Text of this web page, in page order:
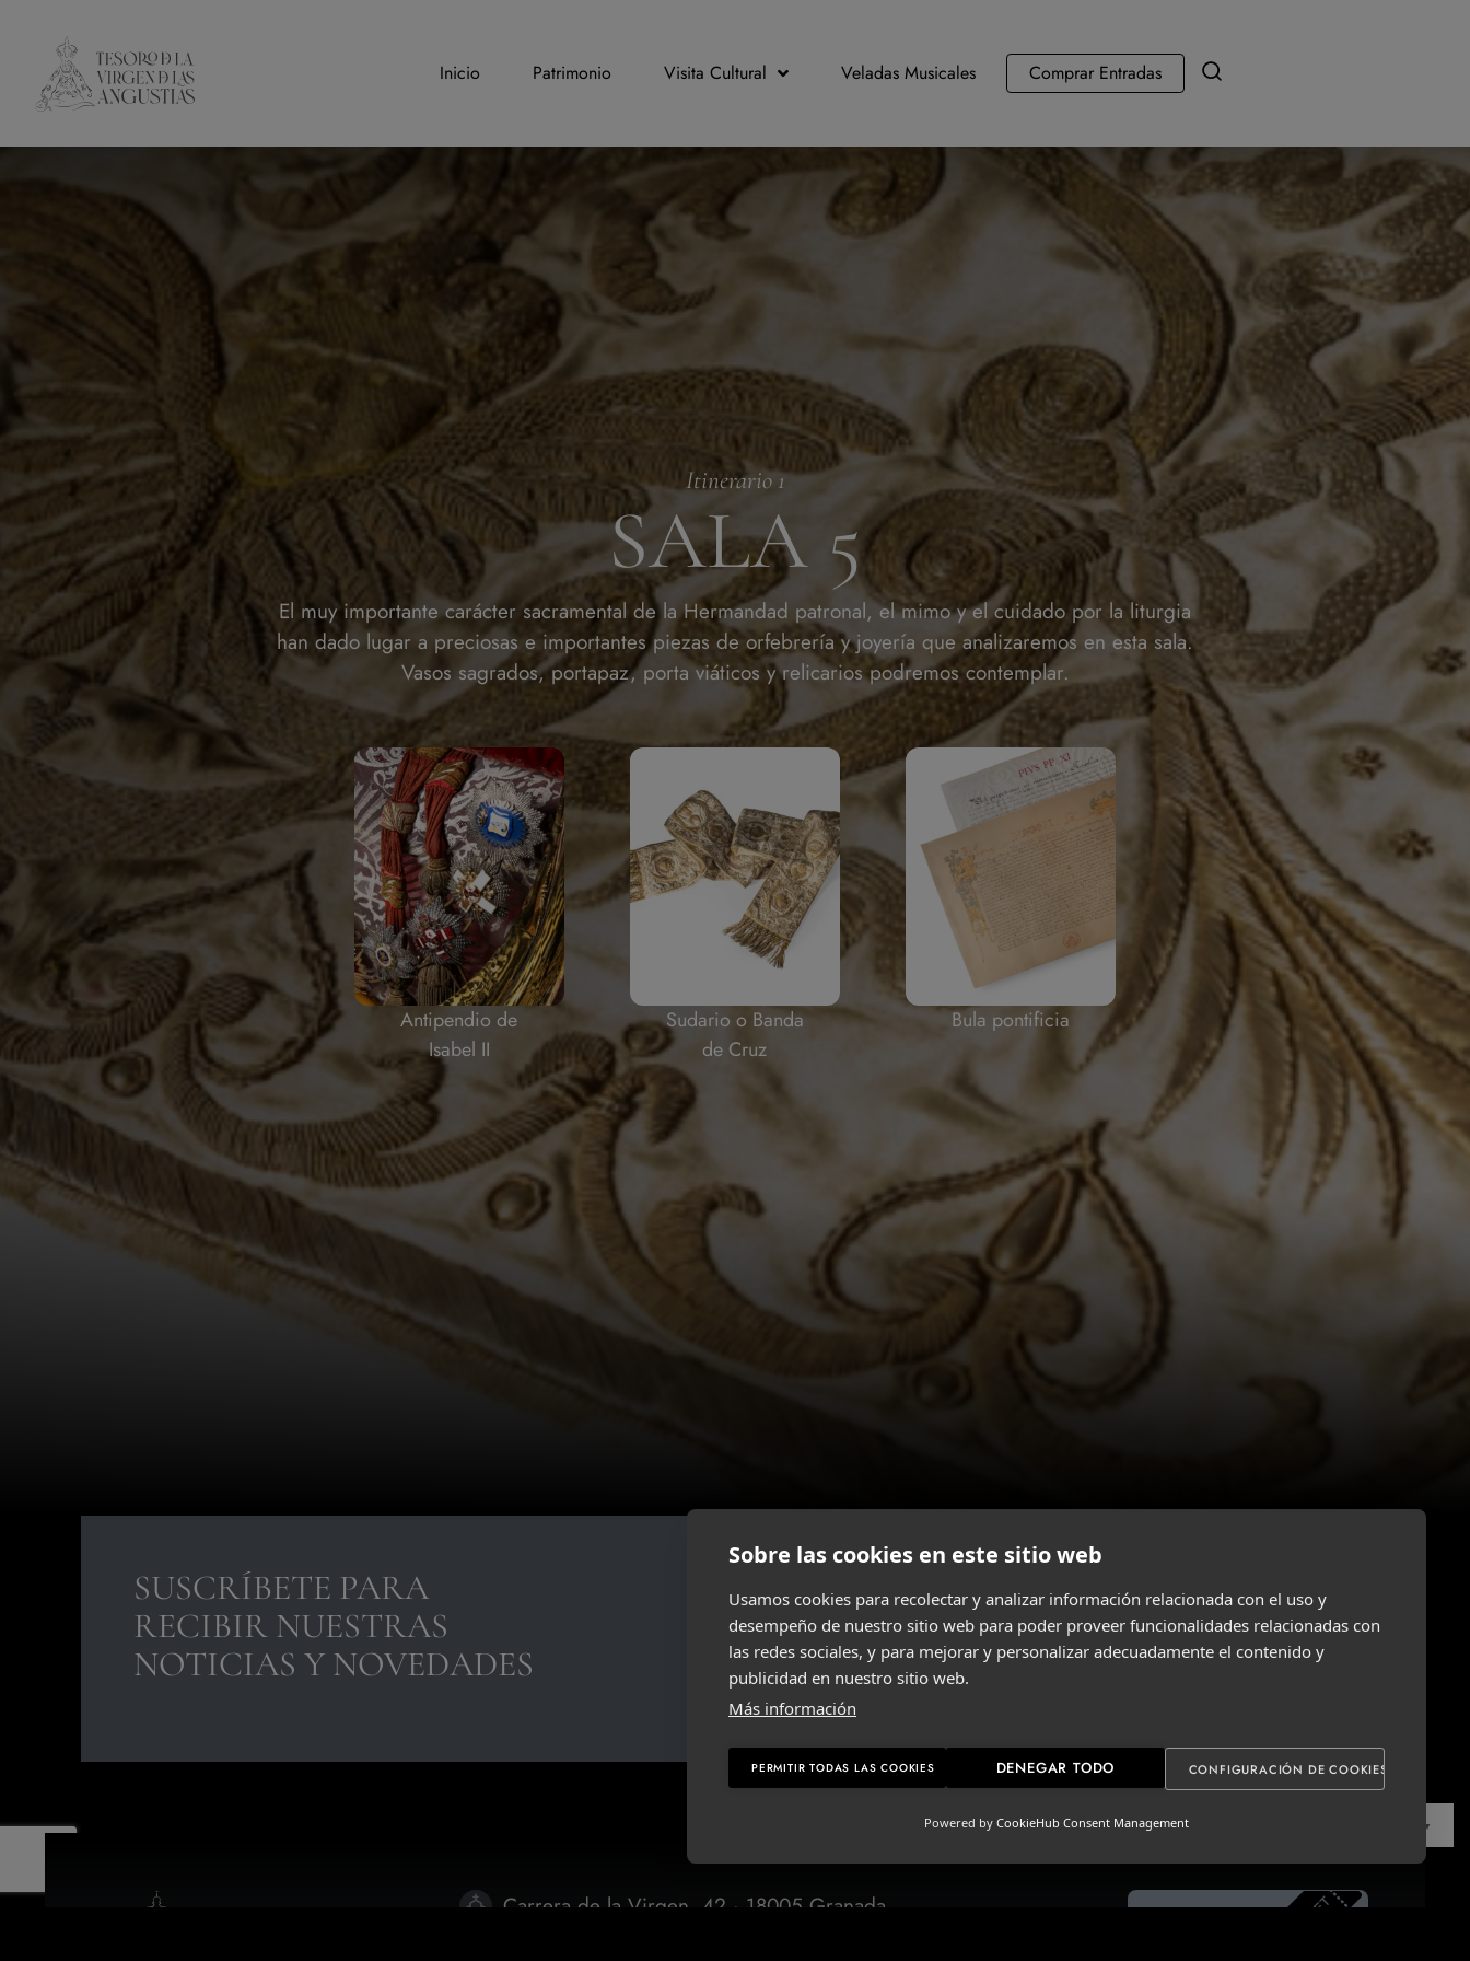
Inicio Patrimonio Visita Cultural Veladas Musicales Comprar Entradas
Itinerario 1
SALA 5
El muy importante carácter sacramental de la Hermandad patronal, el mimo y el cuidado por la liturgia
han dado lugar a preciosas e importantes piezas de orfebrería y joyería que analizaremos en esta sala.
Vasos sagrados, portapaz, porta viáticos y relicarios podremos contemplar.
Antipendio de
Isabel II
Sudario o Banda
de Cruz
Bula pontificia
SUSCRÍBETE PARA
RECIBIR NUESTRAS
NOTICIAS Y NOVEDADES
He leído y acepto la política de privacidad
ENVIAR
Carrera de la Virgen, 42 · 18005 Granada
▼
Sobre las cookies en este sitio web
Usamos cookies para recolectar y analizar información relacionada con el uso y
desempeño de nuestro sitio web para poder proveer funcionalidades relacionadas con
las redes sociales, y para mejorar y personalizar adecuadamente el contenido y
publicidad en nuestro sitio web.
Más información
PERMITIR TODAS LAS COOKIES DENEGAR TODO CONFIGURACIÓN DE COOKIES
Powered by CookieHub Consent Management